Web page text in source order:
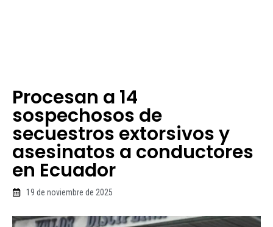
Procesan a 14
sospechosos de
secuestros extorsivos y
asesinatos a conductores
en Ecuador
19 de noviembre de 2025